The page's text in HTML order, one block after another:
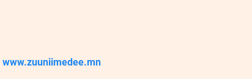
www.zuuniimedee.mn